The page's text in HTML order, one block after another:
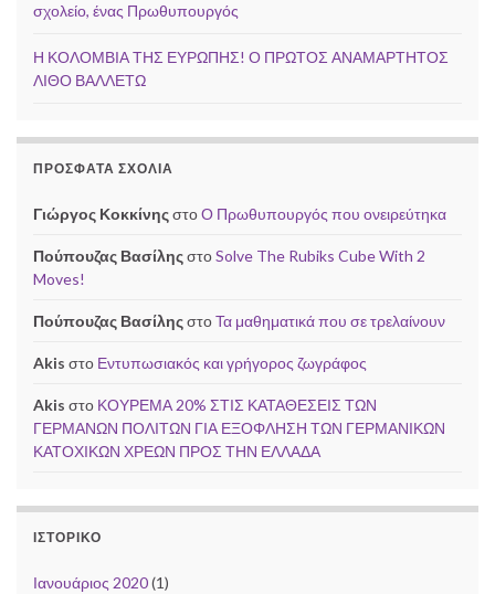
σχολείο, ένας Πρωθυπουργός
Η ΚΟΛΟΜΒΙΑ ΤΗΣ ΕΥΡΩΠΗΣ! Ο ΠΡΩΤΟΣ ΑΝΑΜΑΡΤΗΤΟΣ
ΛΙΘΟ ΒΑΛΛΕΤΩ
ΠΡΌΣΦΑΤΑ ΣΧΌΛΙΑ
Γιώργος ΚοκκίνηςστοΟ Πρωθυπουργός που ονειρεύτηκα
Πούπουζας ΒασίληςστοSolve The Rubiks Cube With 2
Moves!
Πούπουζας ΒασίληςστοΤα μαθηματικά που σε τρελαίνουν
Akis στο Εντυπωσιακός και γρήγορος ζωγράφος
Akis στο ΚΟΥΡΕΜΑ 20% ΣΤΙΣ ΚΑΤΑΘΕΣΕΙΣ ΤΩΝ
ΓΕΡΜΑΝΩΝ ΠΟΛΙΤΩΝ ΓΙΑ ΕΞΟΦΛΗΣΗ ΤΩΝ ΓΕΡΜΑΝΙΚΩΝ
ΚΑΤΟΧΙΚΩΝ ΧΡΕΩΝ ΠΡΟΣ ΤΗΝ ΕΛΛΑΔΑ
ΙΣΤΟΡΙΚΌ
Ιανουάριος 2020(1)